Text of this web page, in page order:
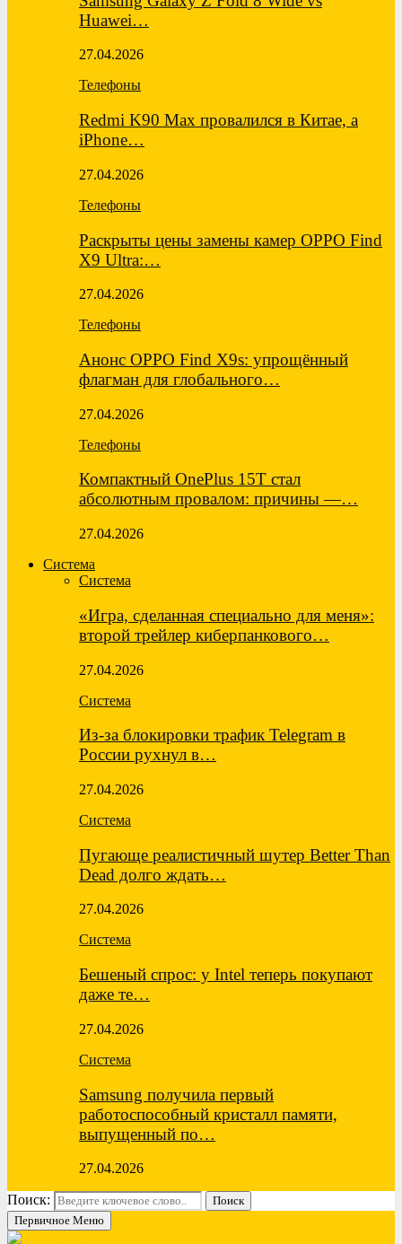
Huawei…
27.04.2026
Телефоны
Redmi K90 Max провалился в Китае, а
iPhone…
27.04.2026
Телефоны
Раскрыты цены замены камер OPPO Find
X9 Ultra:…
27.04.2026
Телефоны
Анонс OPPO Find X9s: упрощённый
флагман для глобального…
27.04.2026
Телефоны
Компактный OnePlus 15T стал
абсолютным провалом: причины —…
27.04.2026
Система
Система
«Игра, сделанная специально для меня»:
второй трейлер киберпанкового…
27.04.2026
Система
Из-за блокировки трафик Telegram в
России рухнул в…
27.04.2026
Система
Пугающе реалистичный шутер Better Than
Dead долго ждать…
27.04.2026
Система
Бешеный спрос: у Intel теперь покупают
даже те…
27.04.2026
Система
Samsung получила первый
работоспособный кристалл памяти,
выпущенный по…
27.04.2026
Поиск:
Поиск
Первичное Меню